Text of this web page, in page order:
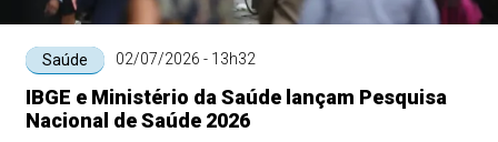
Saúde 02/07/2026 - 13h32
IBGE e Ministério da Saúde lançam Pesquisa
Nacional de Saúde 2026